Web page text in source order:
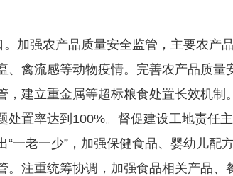
加强农产品质量安全监管，主要农产
禽流感等动物疫情。完善农产品质量
建立重金属等超标粮食处置长效机制
置率达到100%。督促建设工地责任
一老一少”，加强保健食品、婴幼儿配
注重统筹协调，加强食品相关产品、